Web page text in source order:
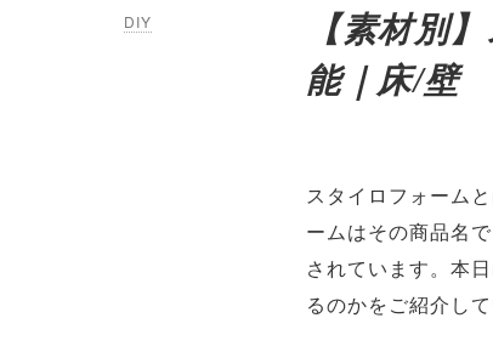
DIY
【素材別
能｜床/壁
スタイロフォーム
ームはその商品名
されています。本
るのかをご紹介して